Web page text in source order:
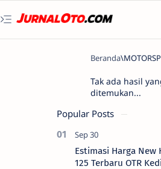
Tak ada hasil
ditemukan...
Popular Posts
Estimasi Harga New
125 Terbaru OTR